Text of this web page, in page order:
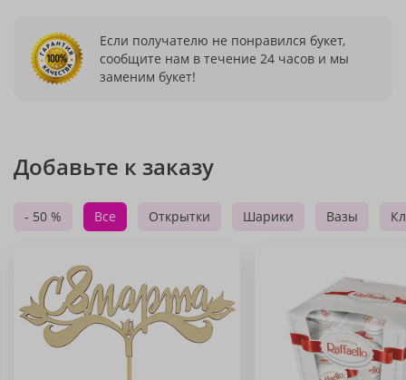
Если получателю не понравился букет,
сообщите нам в течение 24 часов и мы
заменим букет!
Добавьте к заказу
- 50 % Все Открытки Шарики Вазы